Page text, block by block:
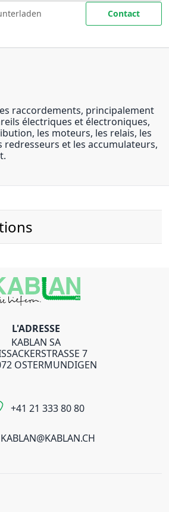
Contact
raccordements, principalement
électriques et électroniques,
les moteurs, les relais, les
et les accumulateurs,
L'ADRESSE
KABLAN SA
7
OSTERMUNDIGEN
+41 21 333 80 80
KABLAN@KABLAN.CH